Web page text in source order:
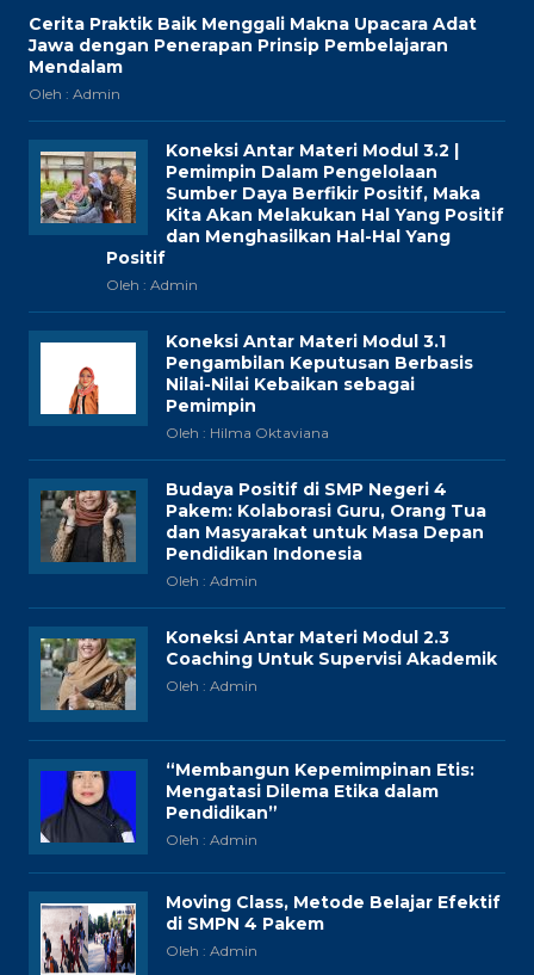
Cerita Praktik Baik Menggali Makna Upacara Adat
Jawa dengan Penerapan Prinsip Pembelajaran
Mendalam
Oleh : Admin
Koneksi Antar Materi Modul 3.2 |
Pemimpin Dalam Pengelolaan
Sumber Daya Berfikir Positif, Maka
Kita Akan Melakukan Hal Yang Positif
dan Menghasilkan Hal-Hal Yang
Positif
Oleh : Admin
Koneksi Antar Materi Modul 3.1
Pengambilan Keputusan Berbasis
Nilai-Nilai Kebaikan sebagai
Pemimpin
Oleh : Hilma Oktaviana
Budaya Positif di SMP Negeri 4
Pakem: Kolaborasi Guru, Orang Tua
dan Masyarakat untuk Masa Depan
Pendidikan Indonesia
Oleh : Admin
Koneksi Antar Materi Modul 2.3
Coaching Untuk Supervisi Akademik
Oleh : Admin
“Membangun Kepemimpinan Etis:
Mengatasi Dilema Etika dalam
Pendidikan”
Oleh : Admin
Moving Class, Metode Belajar Efektif
di SMPN 4 Pakem
Oleh : Admin